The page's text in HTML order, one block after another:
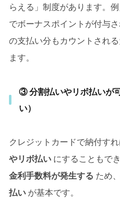
らえる」制度があります。
でボーナスポイントが付与
の支払い分もカウントされ
ます。
③ 分割払いやリボ払いが
い）
クレジットカードで納付す
やリボ払いにすることもで
金利手数料が発生する ため
払いが基本です。